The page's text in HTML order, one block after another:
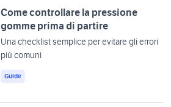
Come controllare la pressione
gomme prima di partire
Una checklist semplice per evitare gli errori
più comuni
Guide